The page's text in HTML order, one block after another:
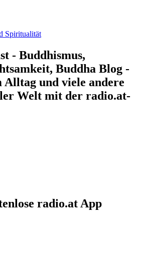
Spiritualität
- Buddhismus,
Buddha Blog -
Alltag und viele andere
Welt mit der radio.at-
radio.at App